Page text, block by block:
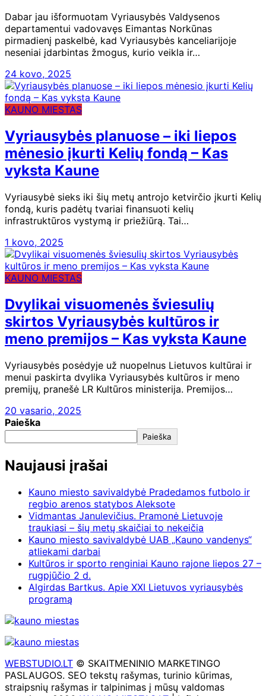
Dabar jau išformuotam Vyriausybės Valdysenos
departamentui vadovavęs Eimantas Norkūnas
pirmadienį paskelbė, kad Vyriausybės kanceliarijoje
neseniai įdarbintas žmogus, kurio veikla ir…
24 kovo, 2025
KAUNO MIESTAS
Vyriausybės planuose – iki liepos
mėnesio įkurti Kelių fondą – Kas
vyksta Kaune
Vyriausybė sieks iki šių metų antrojo ketvirčio įkurti Kelių
fondą, kuris padėtų tvariai finansuoti kelių
infrastruktūros vystymą ir priežiūrą. Tai…
1 kovo, 2025
KAUNO MIESTAS
Dvylikai visuomenės šviesulių
skirtos Vyriausybės kultūros ir
meno premijos – Kas vyksta Kaune
Vyriausybės posėdyje už nuopelnus Lietuvos kultūrai ir
menui paskirta dvylika Vyriausybės kultūros ir meno
premijų, pranešė LR Kultūros ministerija. Premijos…
20 vasario, 2025
Paieška
Paieška
Naujausi įrašai
Kauno miesto savivaldybė Pradedamos futbolo ir
regbio arenos statybos Aleksote
Vidmantas Janulevičius. Pramonė Lietuvoje
traukiasi – šių metų skaičiai to nekeičia
Kauno miesto savivaldybė UAB „Kauno vandenys“
atliekami darbai
Kultūros ir sporto renginiai Kauno rajone liepos 27 –
rugpjūčio 2 d.
Algirdas Bartkus. Apie XXI Lietuvos vyriausybės
programą
WEBSTUDIO.LT © SKAITMENINIO MARKETINGO
PASLAUGOS. SEO tekstų rašymas, turinio kūrimas,
straipsnių rašymas ir talpinimas į mūsų valdomas